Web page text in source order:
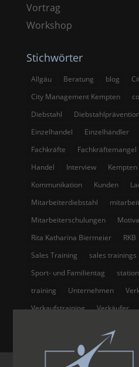
Vortrag
Workshop
Stichwörter
Allgäu Beratung blog
City Management Kempten
Diebstahl
Einzelhandel
Einzelhändler
Fachkräfte
Fachkräftemangel
Handel
Interview Kempten
Kommunikation
Kunden
Mitarbeiterdiebstahl
Mitarbeiterschulungen
Rita Katharina Biermeier
RKB
Sales Training
sales trainings
Sport- und Familientag
training
Unternehmen
Verkaufstraining
Verkäufer